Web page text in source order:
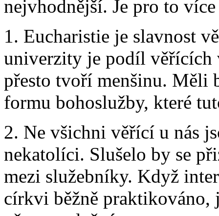
nejvhodnější. Je pro to
1. Eucharistie je slavnost
univerzity je podíl věřících
přesto tvoří menšinu. Měli
formu bohoslužby, které
2. Ne všichni věřící u nás
nekatolíci. Slušelo by se
mezi služebníky. Když
církvi běžně praktikováno,